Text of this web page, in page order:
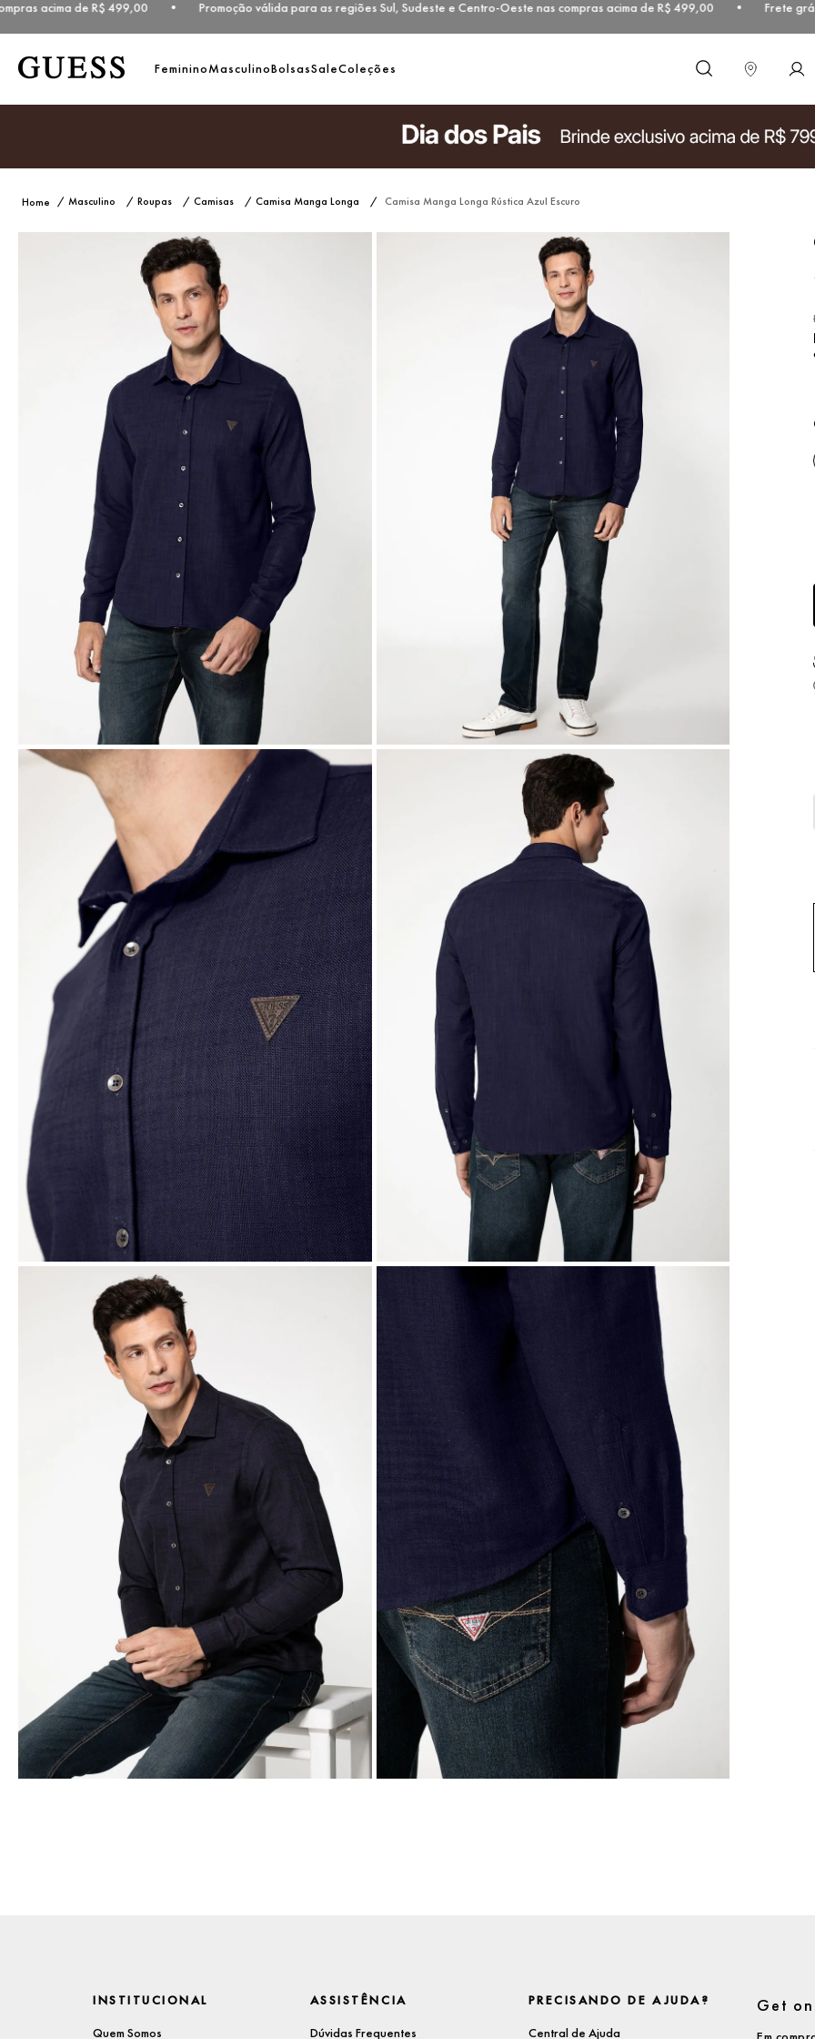
de R$ 499,00 • Promoção válida para as regiões Sul, Sudeste e Centro-Oeste nas compras acima de R$ 499,00 • Frete
FemininoMasculinoBolsasSaleColeções O que você procura?
Masculino Roupas Camisas Camisa Manga Longa Camisa Manga Longa Rústica Azul Escuro
INSTITUCIONAL
Quem Somos
ASSISTÊNCIA
Dúvidas Frequentes
PRECISANDO DE AJUDA?
Central de Ajuda
Get